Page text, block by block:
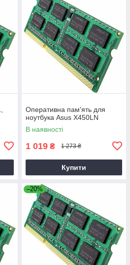
Оперативна пам'ять для
ноутбука Asus X450LN
В наявності
1 019 ₴ 1 273 ₴
Купити
–20%